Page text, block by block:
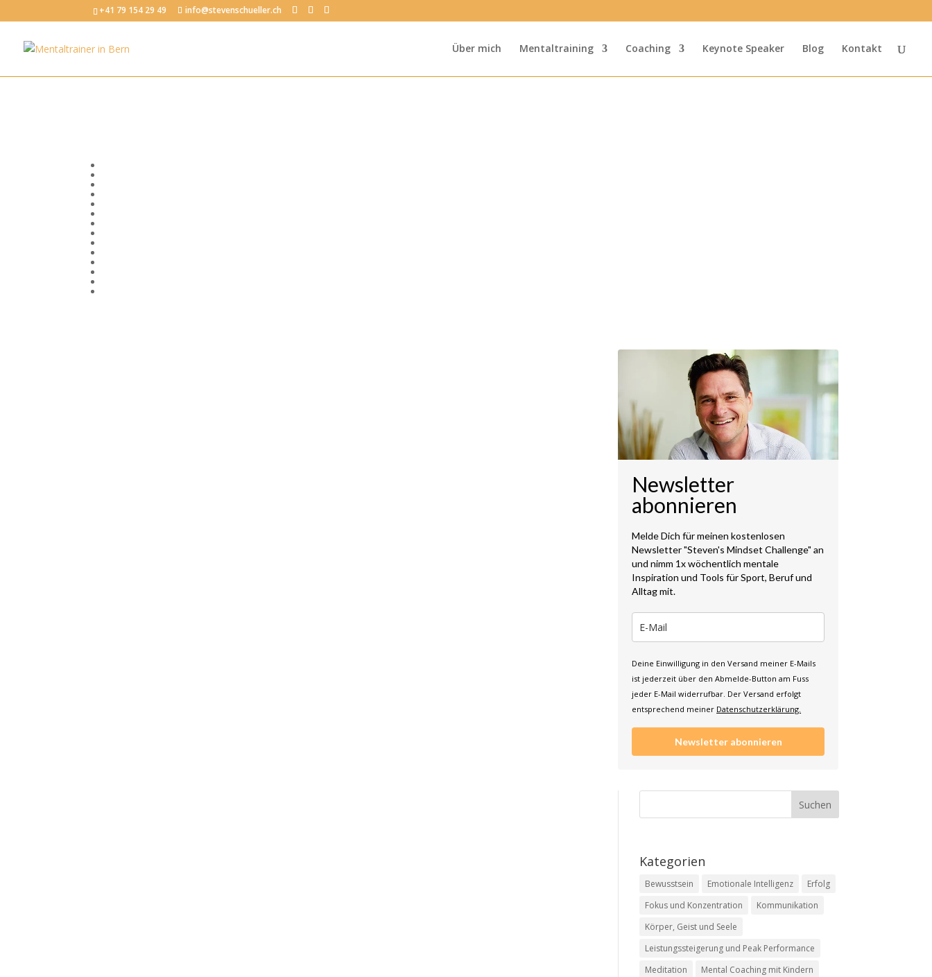
+41 79 154 29 49 info@stevenschueller.ch
Über mich Mentaltraining Coaching Keynote Speaker Blog Kontakt
Newsletter
abonnieren
Melde Dich für meinen kostenlosen
Newsletter "Steven's Mindset Challenge" an
und nimm 1x wöchentlich mentale
Inspiration und Tools für Sport, Beruf und
Alltag mit.
Deine Einwilligung in den Versand meiner E-Mails
ist jederzeit über den Abmelde-Button am Fuss
jeder E-Mail widerrufbar. Der Versand erfolgt
entsprechend meiner Datenschutzerklärung.
Newsletter abonnieren
Kategorien
Bewusstsein Emotionale Intelligenz
Erfolg
Fokus und Konzentration
Kommunikation
Körper, Geist und Seele
Leistungssteigerung und Peak Performance
Meditation
Mental Coaching mit Kindern